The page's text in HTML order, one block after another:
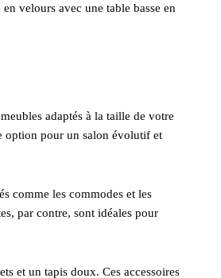
velours avec une table basse en
adaptés à la taille de votre
option pour un salon évolutif et
comme les commodes et les
par contre, sont idéales pour
et un tapis doux. Ces accessoires